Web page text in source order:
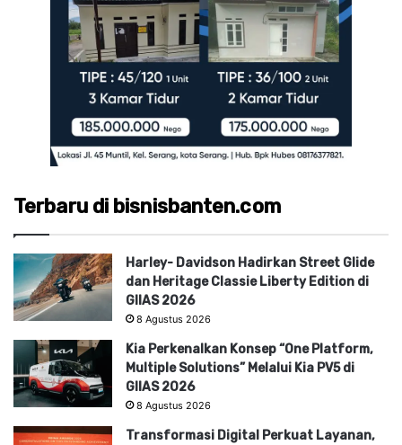
Terbaru di bisnisbanten.com
Harley- Davidson Hadirkan Street Glide
dan Heritage Classie Liberty Edition di
GIIAS 2026
8 Agustus 2026
Kia Perkenalkan Konsep “One Platform,
Multiple Solutions” Melalui Kia PV5 di
GIIAS 2026
8 Agustus 2026
Transformasi Digital Perkuat Layanan,